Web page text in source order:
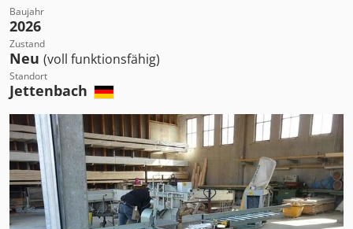
Baujahr
2026
Zustand
Neu (voll funktionsfähig)
Standort
Jettenbach